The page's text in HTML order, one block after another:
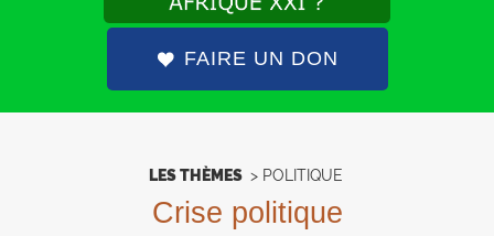
FAIRE UN DON
LES THÈMES > POLITIQUE
Crise politique